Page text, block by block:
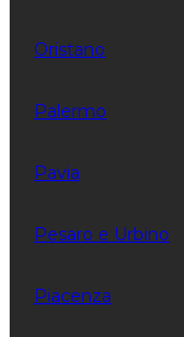
Oristano
Palermo
Pavia
Pesaro e Urbino
Piacenza